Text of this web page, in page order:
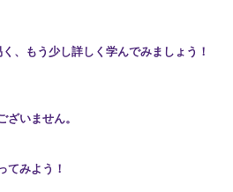
、もう少し詳しく学んでみましょう！
いません。
てみよう！